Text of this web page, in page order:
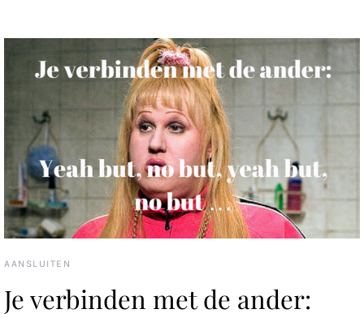
AANSLUITEN
Je verbinden met de ander: